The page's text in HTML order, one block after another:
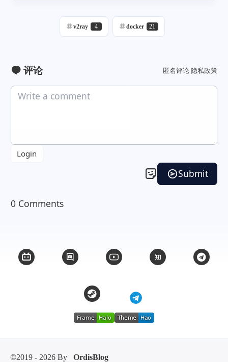
v2ray 4 docker 21
评论 匿名评论 隐私政策
©2019 - 2026 By OrdisBlog